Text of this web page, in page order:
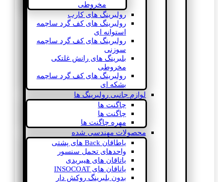
مخروطی
رولبرینگ های کارب
رولبرینگ های کف گرد ساچمه
استوانه ای
رولبرینگ های کف گرد ساچمه
سوزنی
بلبرینگ های رانش غلتکی
مخروطی
رولبرینگ های کف گرد ساچمه
بشکه ای
لوازم جانبی رولبرینگ ها
چاگنت ها
چاگنت ها
مهره چاگنت ها
محصولات مهندسی شده
یاطاقان Back های پشتی
واحدهای تحمل سنسور
یاتاقان های هیبریدی
یاتاقان های INSOCOAT
بدون بلبرینگ روکش دار